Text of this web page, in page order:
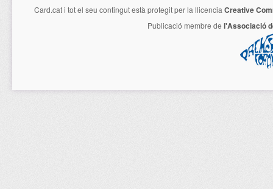
Card.cati tot el seu contingut està protegit per la llicencia Creative
Publicació membre de l'Associació